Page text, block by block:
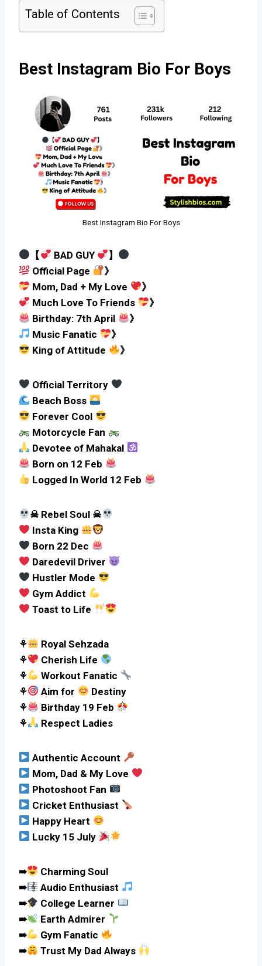
Table of Contents
Best Instagram Bio For Boys
Best Instagram Bio For Boys
【 BAD GUY
】
Official Page
》
Mom, Dad + My Love
》
Much Love To Friends
》
Birthday: 7th April
》
Music Fanatic
》
King of Attitude
》
Official Territory
Beach Boss
Forever Cool
Motorcycle Fan
Devotee of Mahakal
Born on 12 Feb
Logged In World 12 Feb
☠ Rebel Soul ☠
Insta King
Born 22 Dec
Daredevil Driver
Hustler Mode
Gym Addict
Toast to Life
⚘
Royal Sehzada
⚘
Cherish Life
⚘
Workout Fanatic
⚘
Aim for
Destiny
⚘
Birthday 19 Feb
⚘
Respect Ladies
Authentic Account
Mom, Dad & My Love
Photoshoot Fan
Cricket Enthusiast
Happy Heart
Lucky 15 July
➠
Charming Soul
➠
Audio Enthusiast
➠
College Learner
➠
Earth Admirer
➠
Gym Fanatic
➠
Trust My Dad Always